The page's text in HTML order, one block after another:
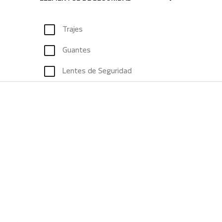
Trajes
Guantes
Lentes de Seguridad